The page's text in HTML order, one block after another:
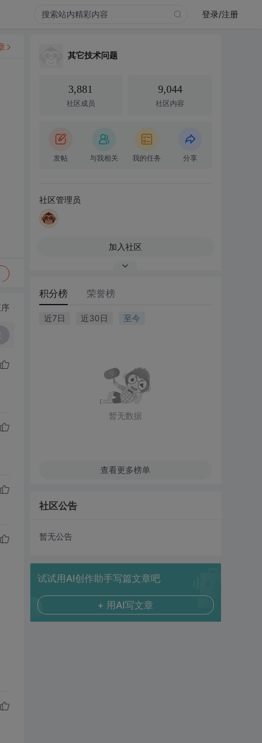
登录/注册
其它技术问题
3,881
社区成员
9,044
社区内容
发帖 与我相关 我的任务 分享
社区管理员
加入社区
积分榜 荣誉榜
近7日 近30日 至今
暂无数据
查看更多榜单
社区公告
暂无公告
试试用AI创作助手写篇文章吧
+ 用AI写文章